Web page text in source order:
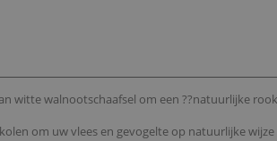
witte walnootschaafsel om een ??natuurlijke
om uw vlees en gevogelte op natuurlijke